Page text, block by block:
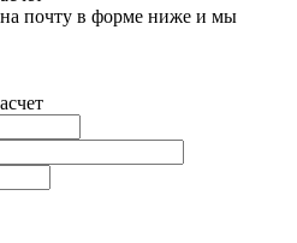
почту в форме ниже и мы